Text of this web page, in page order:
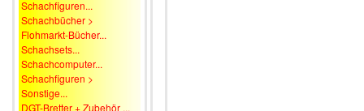
Schachfiguren...
Schachbücher >
Flohmarkt-Bücher...
Schachsets...
Schachcomputer...
Schachfiguren >
Sonstige...
DGT-Bretter + Zubehör ...